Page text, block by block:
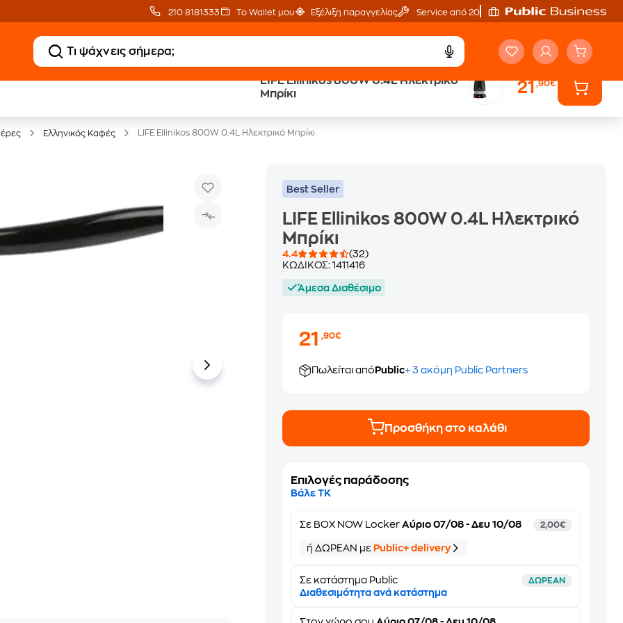
210 8181333 Το Wallet μου Εξέλιξη παραγγελίας Service από 20'
LIFE Ellinikos 800W 0.4L Ηλεκτρικό
Μπρίκι
21,90€
Δωρεάν Μεταφορικά
Ελληνικός Καφές LIFE Ellinikos 800W 0.4L Ηλεκτρικό Μπρίκι
Best Seller
LIFE Ellinikos 800W 0.4L Ηλεκτρικό
Μπρίκι
4.4
(32)
ΚΩΔΙΚΟΣ:1411416
Άμεσα Διαθέσιμο
21,90€
Πωλείται από Public+ 3 ακόμη Public Partners
Προσθήκη στο καλάθι
Επιλογές παράδοσης
Βάλε ΤΚ
Σε BOX NOW Locker Αύριο 07/08 - Δευ 10/08 2,00€
ή ΔΩΡΕΑΝ με Public+ delivery
Σε κατάστημα Public ΔΩΡΕΑΝ
Διαθεσιμότητα ανά κατάστημα